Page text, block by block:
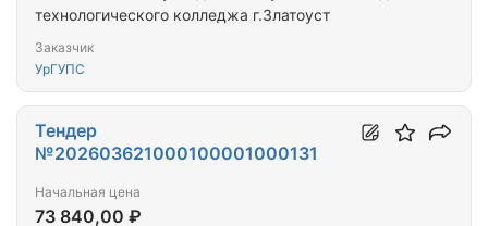
технологического колледжа г.Златоуст
Заказчик
УрГУПС
Тендер
№202603621000100001000131
Начальная цена
73 840,00 ₽